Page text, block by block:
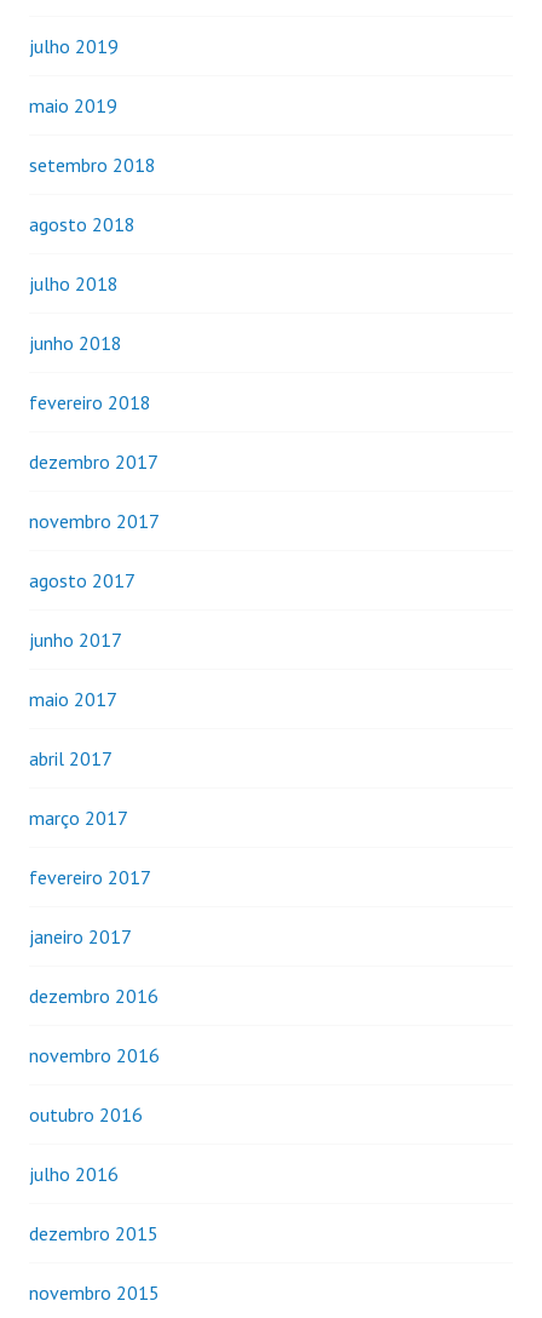
julho 2019
maio 2019
setembro 2018
agosto 2018
julho 2018
junho 2018
fevereiro 2018
dezembro 2017
novembro 2017
agosto 2017
junho 2017
maio 2017
abril 2017
março 2017
fevereiro 2017
janeiro 2017
dezembro 2016
novembro 2016
outubro 2016
julho 2016
dezembro 2015
novembro 2015